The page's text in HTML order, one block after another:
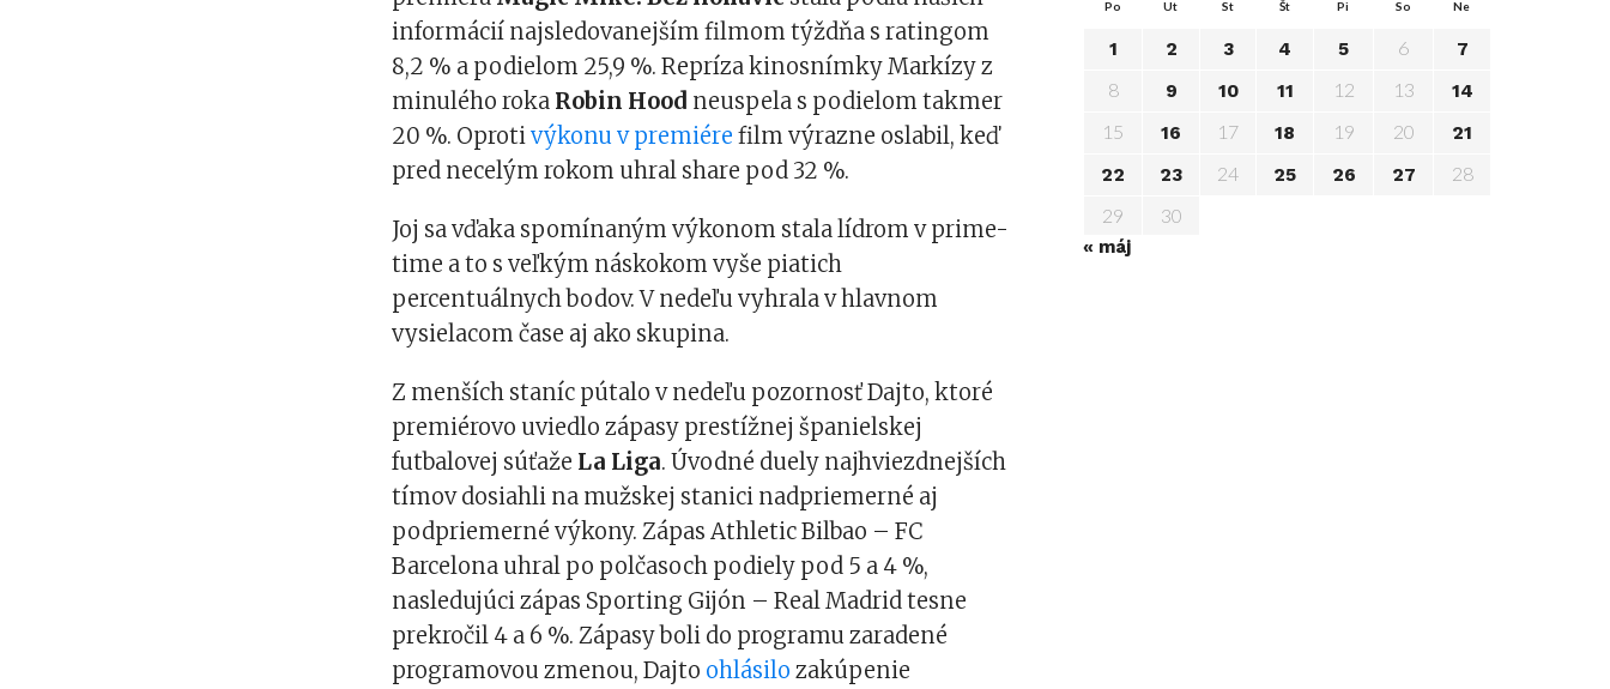
informácií najsledovanejším filmom týždňa s ratingom
8,2 % a podielom 25,9 %. Repríza kinosnímky Markízy z
minulého roka Robin Hood neuspela s podielom takmer
20 %. Oprotivýkonu v premiére film výrazne oslabil, keď
pred necelým rokom uhral share pod 32 %.
Joj sa vďaka spomínaným výkonom stala lídrom v prime-
time a to s veľkým náskokom vyše piatich
percentuálnych bodov. V nedeľu vyhrala v hlavnom
vysielacom čase aj ako skupina.
Z menších staníc pútalo v nedeľu pozornosť Dajto, ktoré
premiérovo uviedlo zápasy prestížnej španielskej
futbalovej súťaže La Liga. Úvodné duely najhviezdnejších
tímov dosiahli na mužskej stanici nadpriemerné aj
podpriemerné výkony. Zápas Athletic Bilbao – FC
Barcelona uhral po polčasoch podiely pod 5 a 4 %,
nasledujúci zápas Sporting Gijón – Real Madrid tesne
prekročil 4 a 6 %. Zápasy boli do programu zaradené
programovou zmenou, Dajto ohlásilo zakúpenie
Po Ut St Št Pi So Ne
1 2 3 4 5 6 7
8 9 10 11 12 13 14
15 16 17 18 19 20
21
22
23 24 25 26 27
28
29
30
« máj